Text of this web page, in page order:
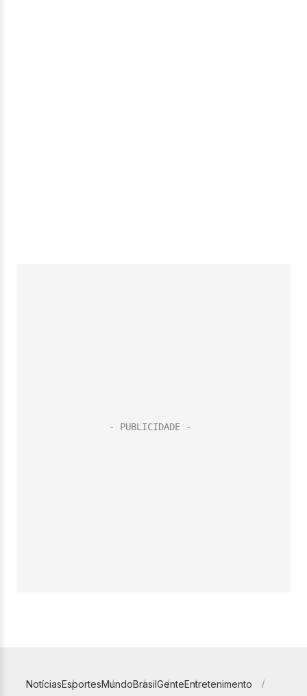
NotíciasEsportesMundoBrasilGenteEntretenimento